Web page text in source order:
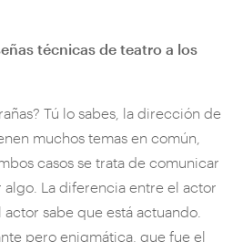
técnicas de teatro a los
Tú lo sabes, la dirección de
muchos temas en común,
casos se trata de comunicar
algo. La diferencia entre el actor
sabe que está actuando.
pero enigmática, que fue el